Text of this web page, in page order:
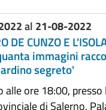
al 21-08-2022
DE CUNZO E
immagini
segreto'
alle ore 18:00, presso
di Salerno,